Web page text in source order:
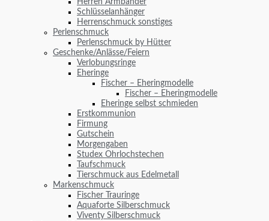
Herren Armbänder
Schlüsselanhänger
Herrenschmuck sonstiges
Perlenschmuck
Perlenschmuck by Hütter
Geschenke/Anlässe/Feiern
Verlobungsringe
Eheringe
Fischer – Eheringmodelle
Fischer – Eheringmodelle
Eheringe selbst schmieden
Erstkommunion
Firmung
Gutschein
Morgengaben
Studex Ohrlochstechen
Taufschmuck
Tierschmuck aus Edelmetall
Markenschmuck
Fischer Trauringe
Aquaforte Silberschmuck
Viventy Silberschmuck